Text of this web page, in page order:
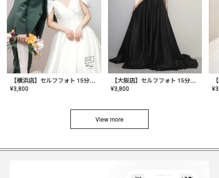
【横浜店】セルフフォト 15分撮り放題プラン
¥3,800
【大阪店】セルフフォト 15分撮り放題プラン
¥3,800 ¥
View more